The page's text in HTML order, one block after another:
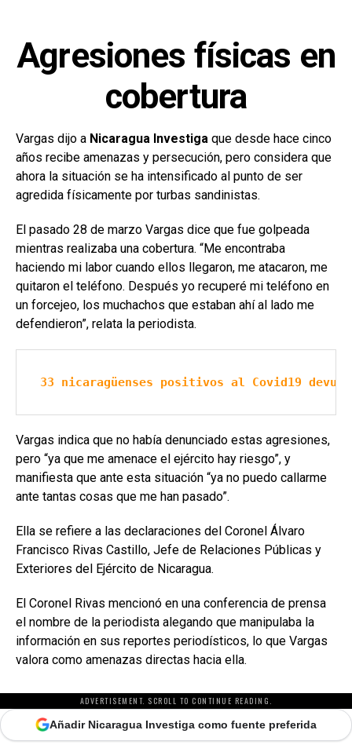
Agresiones físicas en
cobertura
Vargas dijo a Nicaragua Investiga que desde hace cinco
años recibe amenazas y persecución, pero considera que
ahora la situación se ha intensificado al punto de ser
agredida físicamente por turbas sandinistas.
El pasado 28 de marzo Vargas dice que fue golpeada
mientras realizaba una cobertura. “Me encontraba
haciendo mi labor cuando ellos llegaron, me atacaron, me
quitaron el teléfono. Después yo recuperé mi teléfono en
un forcejeo, los muchachos que estaban ahí al lado me
defendieron”, relata la periodista.
33 nicaragüenses positivos al Covid19
Vargas indica que no había denunciado estas agresiones,
pero “ya que me amenace el ejército hay riesgo”, y
manifiesta que ante esta situación “ya no puedo callarme
ante tantas cosas que me han pasado”.
Ella se refiere a las declaraciones del Coronel Álvaro
Francisco Rivas Castillo, Jefe de Relaciones Públicas y
Exteriores del Ejército de Nicaragua.
El Coronel Rivas mencionó en una conferencia de prensa
el nombre de la periodista alegando que manipulaba la
información en sus reportes periodísticos, lo que Vargas
valora como amenazas directas hacia ella.
ADVERTISEMENT. SCROLL TO CONTINUE READING.
Añadir Nicaragua Investiga como fuente preferida